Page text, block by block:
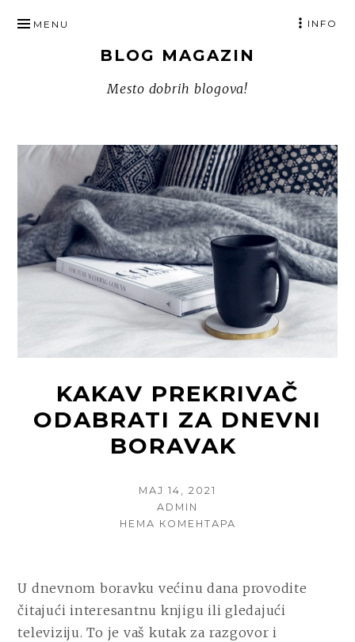
TO
BLOG MAGAZIN
Mesto dobrih blogova!
MENU INFO
KAKAV PREKRIVAČ
ODABRATI ZA DNEVNI
BORAVAK
POSTED
МАЈ 14, 2021
AUTHOR
ADMIN
НЕМА КОМЕНТАРА
ZA
DNEVNI
BORAVAK
U dnevnom boravku većinu dana provodite
čitajući interesantnu knjigu ili gledajući
televiziju. To je vaš kutak za razgovor i